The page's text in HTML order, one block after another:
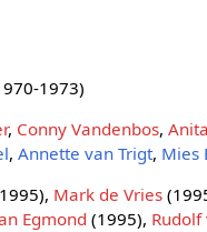
1973)
, Conny Vandenbos,
,Annette van Trigt, Mies
Mark de Vries
Egmond (1995),